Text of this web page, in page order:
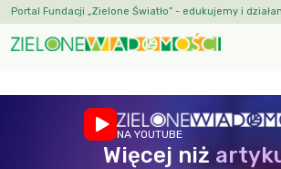
Portal Fundacji „Zielone Światło” - edukujemy i
NA YOUTUBE
Więcej niż